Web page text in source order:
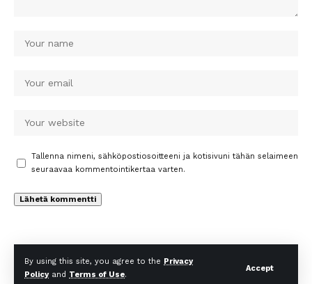
By using this site, you agree to the Privacy
Policyand Terms of Use.
Accept
Tallenna nimeni, sähköpostiosoitteeni ja kotisivuni tähän selaimeen
seuraavaa kommentointikertaa varten.
© Uutiset Times. All Rights Reserved.